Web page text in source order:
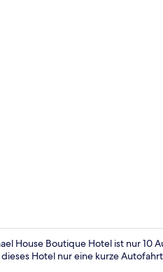
House Boutique Hotel ist nur 10
Hotel nur eine kurze